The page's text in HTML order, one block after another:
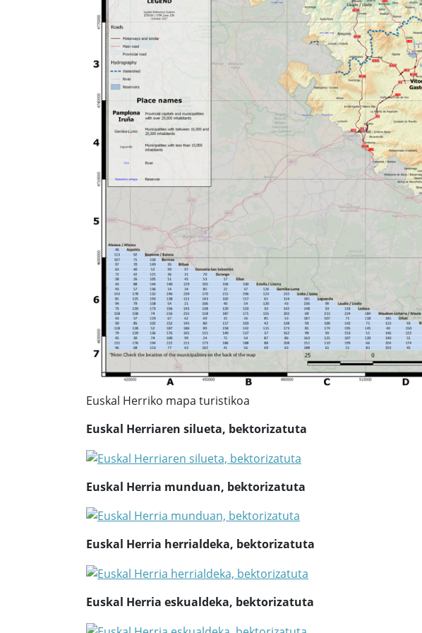
Euskal Herriko mapa turistikoa
Euskal Herriaren silueta, bektorizatuta
Euskal Herria munduan, bektorizatuta
Euskal Herria herrialdeka, bektorizatuta
Euskal Herria eskualdeka, bektorizatuta